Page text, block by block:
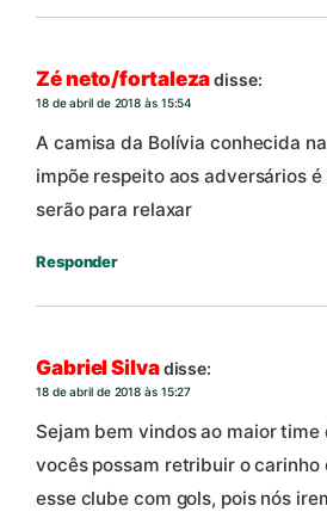
Zé neto/fortalezadisse:
18 de abril de 2018 às 15:54
A camisa da Bolívia conhecida
impõe respeito aos adversários
serão para relaxar
Responder
Gabriel Silvadisse:
18 de abril de 2018 às 15:27
Sejam bem vindos ao maior time
vocês possam retribuir o carinho
esse clube com gols, pois nós